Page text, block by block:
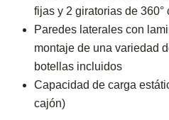
fijas y 2 giratorias de
Paredes laterales con
montaje de una variedad
botellas incluidos
Capacidad de carga
cajón)